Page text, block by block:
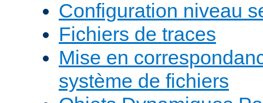
Configuration niveau
Fichiers de traces
Mise en
système de fichiers